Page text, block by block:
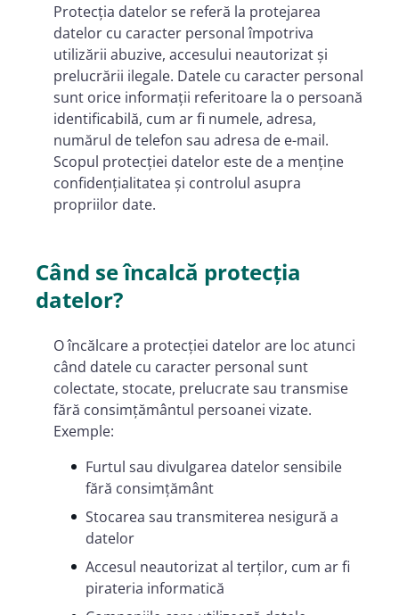
Protecția datelor se referă la protejarea
datelor cu caracter personal împotriva
utilizării abuzive, accesului neautorizat și
prelucrării ilegale. Datele cu caracter personal
sunt orice informații referitoare la o persoană
identificabilă, cum ar fi numele, adresa,
numărul de telefon sau adresa de e-mail.
Scopul protecției datelor este de a menține
confidențialitatea și controlul asupra
propriilor date.
Când se încalcă protecția
datelor?
O încălcare a protecției datelor are loc atunci
când datele cu caracter personal sunt
colectate, stocate, prelucrate sau transmise
fără consimțământul persoanei vizate.
Exemple:
Furtul sau divulgarea datelor sensibile
fără consimțământ
Stocarea sau transmiterea nesigură a
datelor
Accesul neautorizat al terților, cum ar fi
pirateria informatică